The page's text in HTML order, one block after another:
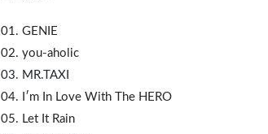
01. GENIE
02. you-aholic
03. MR.TAXI
04. I′m In Love With The HERO
05. Let It Rain